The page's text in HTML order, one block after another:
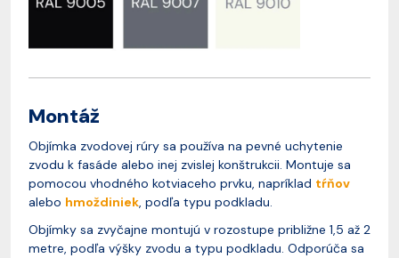
Montáž
Objímka zvodovej rúry sa používa na pevné uchytenie
zvodu k fasáde alebo inej zvislej konštrukcii. Montuje sa
pomocou vhodného kotviaceho prvku, napríklad tŕňov
alebo hmoždiniek, podľa typu podkladu.
Objímky sa zvyčajne montujú v rozostupe približne 1,5 až 2
metre, podľa výšky zvodu a typu podkladu. Odporúča sa